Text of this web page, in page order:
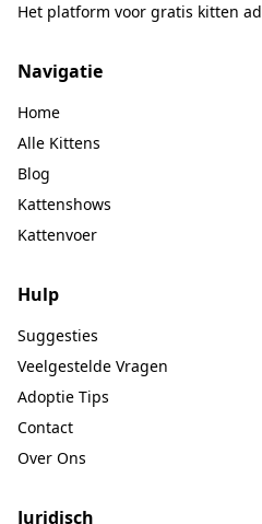
Het platform voor gratis kitten
Navigatie
Home
Alle Kittens
Blog
Kattenshows
Kattenvoer
Hulp
Suggesties
Veelgestelde Vragen
Adoptie Tips
Contact
Over Ons
Juridisch